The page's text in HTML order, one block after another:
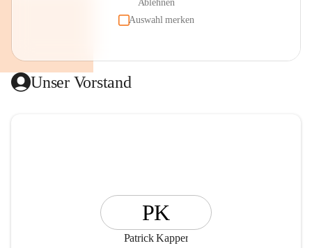
Ablehnen
Auswahl merken
Unser Vorstand
PK
Patrick Kapper